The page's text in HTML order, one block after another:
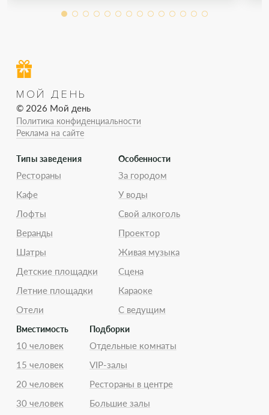
МОЙ ДЕНЬ
© 2026 Мой день
Политика конфиденциальности
Реклама на сайте
Типы заведения
Рестораны
Кафе
Лофты
Веранды
Шатры
Детские площадки
Летние площадки
Отели
Особенности
За городом
У воды
Свой алкоголь
Проектор
Живая музыка
Сцена
Караоке
С ведущим
Вместимость
10 человек
15 человек
20 человек
30 человек
Подборки
Отдельные комнаты
VIP-залы
Рестораны в центре
Большие залы